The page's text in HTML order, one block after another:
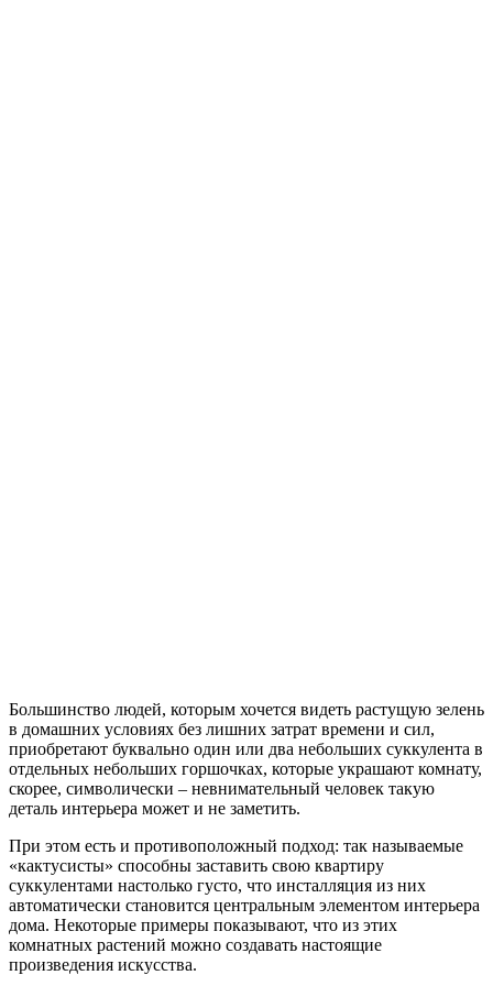
Большинство людей, которым хочется видеть растущую зелень
в домашних условиях без лишних затрат времени и сил,
приобретают буквально один или два небольших суккулента в
отдельных небольших горшочках, которые украшают комнату,
скорее, символически – невнимательный человек такую
деталь интерьера может и не заметить.
При этом есть и противоположный подход: так называемые
«кактусисты» способны заставить свою квартиру
суккулентами настолько густо, что инсталляция из них
автоматически становится центральным элементом интерьера
дома. Некоторые примеры показывают, что из этих
комнатных растений можно создавать настоящие
произведения искусства.